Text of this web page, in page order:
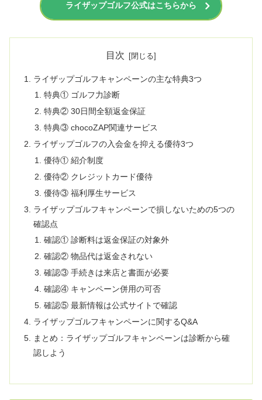
ライザップゴルフ公式はこちらから
目次
ライザップゴルフキャンペーンの主な特典3つ
特典① ゴルフ力診断
特典② 30日間全額返金保証
特典③ chocoZAP関連サービス
ライザップゴルフの入会金を抑える優待3つ
優待① 紹介制度
優待② クレジットカード優待
優待③ 福利厚生サービス
ライザップゴルフキャンペーンで損しないための5つの
確認点
確認① 診断料は返金保証の対象外
確認② 物品代は返金されない
確認③ 手続きは来店と書面が必要
確認④ キャンペーン併用の可否
確認⑤ 最新情報は公式サイトで確認
ライザップゴルフキャンペーンに関するQ&A
まとめ：ライザップゴルフキャンペーンは診断から確
認しよう